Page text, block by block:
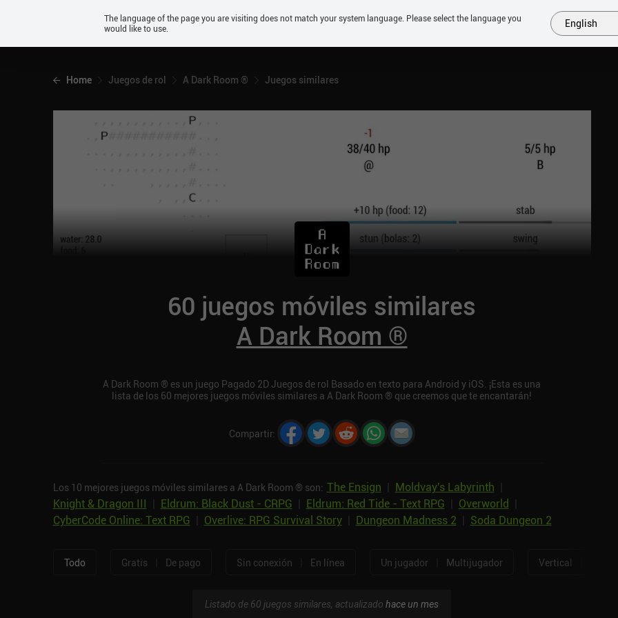
Android
PRÓXIMOS SIMILARES COLECCIONES TOP
Home Juegos de rol A Dark Room ® Juegos similares
60 juegos móviles similares
A Dark Room ®
A Dark Room ® es un juego Pagado 2D Juegos de rol Basado en texto para Android y iOS. ¡Esta es una
lista de los 60 mejores juegos móviles similares a A Dark Room ® que creemos que te encantarán!
Compartir:
Los 10 mejores juegos móviles similares a A Dark Room ® son: The Ensign Moldvay's Labyrinth
Knight & Dragon III
Eldrum: Black Dust - CRPG Eldrum: Red Tide - Text RPG Overworld
CyberCode Online: Text RPG
Overlive: RPG Survival Story| Dungeon Madness 2 Soda Dungeon 2
Todo Gratis De pago Sin conexión En línea Un jugador Multijugador Vertical
Listado de 60 juegos similares, actualizado hace un mes
The language of the page you are visiting does not match your system language. Please select the language you
would like to use.
English